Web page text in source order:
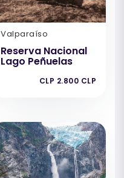
Valparaíso
Reserva Nacional
Lago Peñuelas
CLP 2.800 CLP